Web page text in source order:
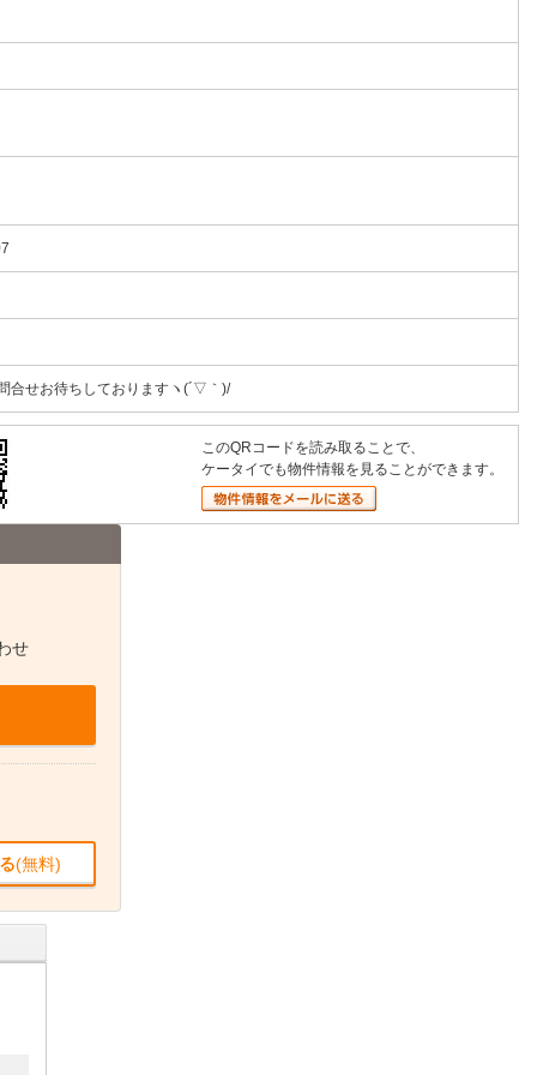
合せお待ちしておりますヽ(´▽｀)/
このQRコードを読み取ることで、
ケータイでも物件情報を見ることができます。
せ
(無料)